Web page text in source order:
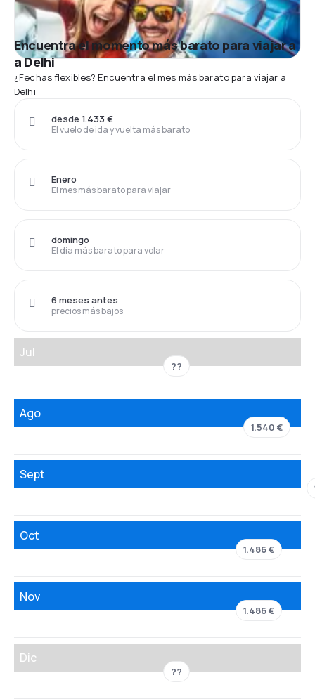
Encuentra el momento más barato para viajar a
a Delhi
¿Fechas flexibles? Encuentra el mes más barato para viajar a
Delhi
El vuelo de ida y vuelta más barato
desde 1.433 €
El mes más barato para viajar
Enero
El día más barato para volar
domingo
precios más bajos
6 meses antes
Jul
??
Ago
1.540 €
Sept
Oct
1.486 €
Nov
1.486 €
Dic
??